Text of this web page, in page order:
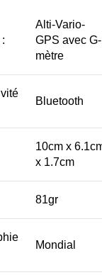
Alti-Vario-
GPS avec G-
mètre
Bluetooth
10cm x
x 1.7cm
81gr
Mondial